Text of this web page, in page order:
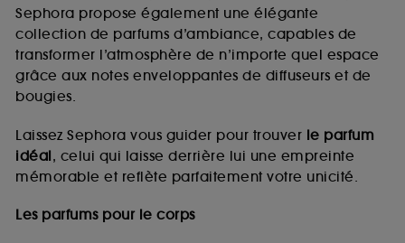
Sephora propose également une élégante
collection de parfums d’ambiance, capables de
transformer l’atmosphère de n’importe quel espace
grâce aux notes enveloppantes de diffuseurs et de
bougies.
Laissez Sephora vous guider pour trouver le parfum
idéal, celui qui laisse derrière lui une empreinte
mémorable et reflète parfaitement votre unicité.
Les parfums pour le corps
de vous plaire via des publicités, y compris sur des
sites tiers et sur les réseaux sociaux, sur la base
des pages que vous avez consultées, de votre
navigation, et de l'historique de vos interactions.
d’en améliorer la performance.
Cookies de sécurisation des paiements en ligne :
fraudes aux moyens de paiement et les
usurpations d’identité.